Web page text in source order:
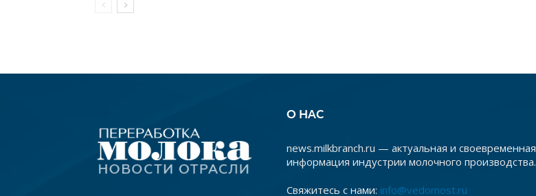
О НАС
news.milkbranch.ru — актуальная и своевременная
информация индустрии молочного производства.
Свяжитесь с нами: info@vedomost.ru